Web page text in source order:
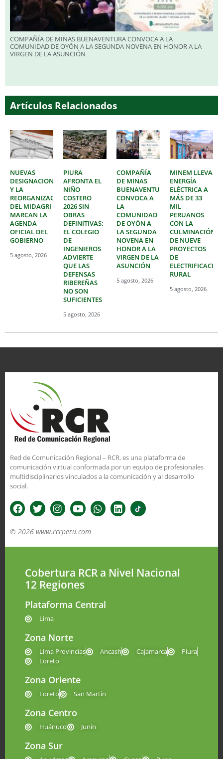
COMPAÑÍA DE MINAS BUENAVENTURA CONVOCA A LA
COMUNIDAD DE OYÓN A LA SEGUNDA NOVENA EN HONOR A LA
VIRGEN DE LA ASUNCIÓN
Artículos Relacionados
NUEVAS
DESIGNACIONES
Y LA
REORGANIZACIÓN
DEL MIDAGRI
MARCAN LA
AGENDA
OFICIAL DEL
GOBIERNO
5 agosto, 2026
PIURA
AFRONTA EL
NIÑO
COSTERO
2026 SIN
OBRAS
DEFINITIVAS:
EL COLEGIO
DE
INGENIEROS
ADVIERTE
QUE LAS
DEFENSAS
RIBEREÑAS
NO SON
SUFICIENTES
5 agosto, 2026
COMPAÑÍA
DE MINAS
BUENAVENTURA
CONVOCA A
LA
COMUNIDAD
DE OYÓN A
LA SEGUNDA
NOVENA EN
HONOR A LA
VIRGEN DE LA
ASUNCIÓN
5 agosto, 2026
MINEM LLEVA
ENERGÍA
ELÉCTRICA A
MÁS DE 33
MIL
PERUANOS
CON LA
CULMINACIÓN
DE NUEVE
PROYECTOS
DE
ELECTRIFICACIÓN
RURAL
5 agosto, 2026
Red de Comunicación Regional – RCR, es una plataforma de
comunicación virtual conformada por un equipo de profesionales
multidisciplinarios vinculados a la comunicación y al desarrollo
social.
© 2026 www.rcrperu.com
Cobertura RCR a Nivel Nacional
12 Regiones
Plataforma Central
Lima
Zona Norte
Lima Provincias Ancash Cajamarca
Piura
Loreto
Zona Oriente
Loreto San Martín
Zona Centro
Huánuco Junín
Zona Sur